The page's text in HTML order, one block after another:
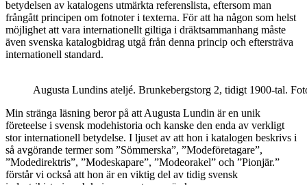
betydelsen av katalogens utmärkta referenslista, eftersom man
frångått principen om fotnoter i texterna. För att ha någon som helst
möjlighet att vara internationellt giltiga i dräktsammanhang måste
även svenska katalogbidrag utgå från denna princip och eftersträva
internationell standard.
Augusta Lundins ateljé. Brunkebergstorg 2, tidigt 1900-tal.
Min stränga läsning beror på att Augusta Lundin är en unik
företeelse i svensk modehistoria och kanske den enda av verkligt
stor internationell betydelse. I ljuset av att hon i katalogen beskrivs i
så avgörande termer som ”Sömmerska”, ”Modeföretagare”,
”Modedirektris”, ”Modeskapare”, ”Modeorakel” och ”Pionjär.”
förstår vi också att hon är en viktig del av tidig svensk